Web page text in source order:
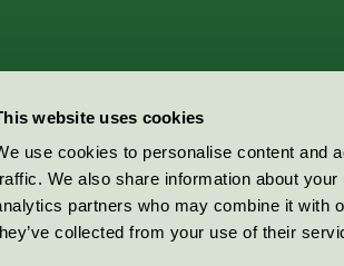
website uses cookies
use cookies to personalise content and
We also share information about
partners who may combine it with
collected from your use of their
AB